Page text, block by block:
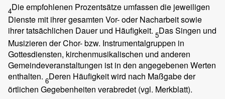
4Die empfohlenen Prozentsätze umfassen die jeweiligen
Dienste mit ihrer gesamten Vor- oder Nacharbeit sowie
ihrer tatsächlichen Dauer und Häufigkeit. 5Das Singen und
Musizieren der Chor- bzw. Instrumentalgruppen in
Gottesdiensten, kirchenmusikalischen und anderen
Gemeindeveranstaltungen ist in den angegebenen Werten
enthalten. 6Deren Häufigkeit wird nach Maßgabe der
örtlichen Gegebenheiten verabredet (vgl. Merkblatt).